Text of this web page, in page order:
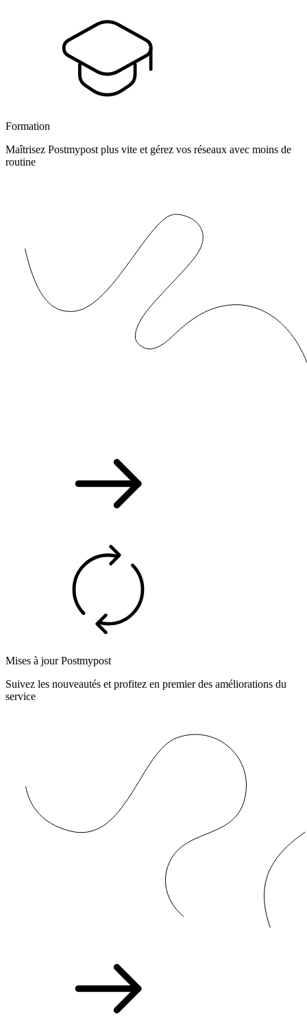
Formation
Maîtrisez Postmypost plus vite et gérez vos réseaux avec moins de
routine
Mises à jour Postmypost
Suivez les nouveautés et profitez en premier des améliorations du
service